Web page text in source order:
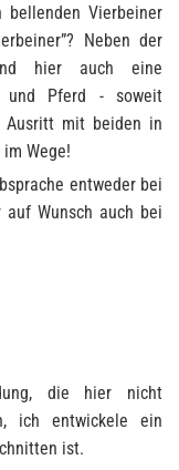
bellenden Vierbeiner
Neben der
hier auch eine
und Pferd - soweit
Ausritt mit beiden in
Wege!
entweder bei
Wunsch auch bei
die hier nicht
ich entwickele ein
ist.